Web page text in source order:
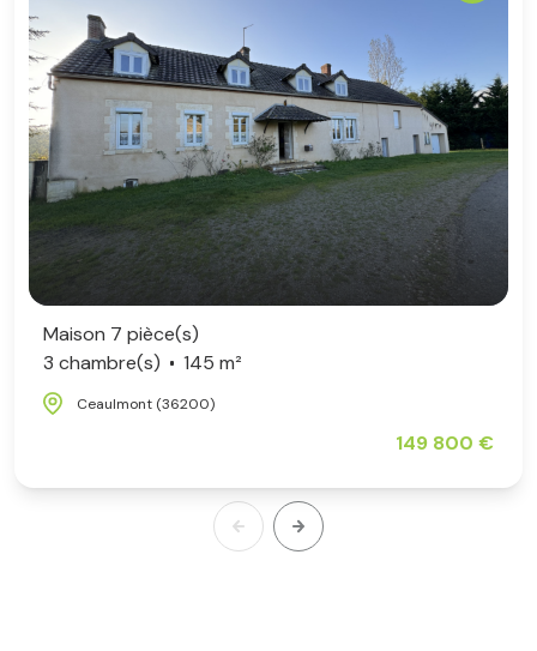
Maison 7 pièce(s)
3 chambre(s)
145 m²
Ceaulmont (36200)
149 800 €